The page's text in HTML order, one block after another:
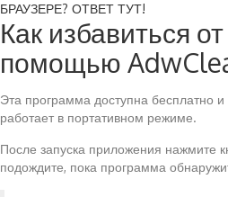
БРАУЗЕРЕ? ОТВЕТ ТУТ!
Как избавиться
помощью
Эта программа доступна бесплатно и
работает в портативном режиме.
После запуска приложения нажмите
подождите, пока программа